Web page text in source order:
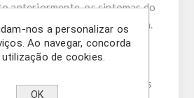
anteriormente, os sintomas do
são óbvios na fase vegetativa.
é a chave para reduzir a
do patogénio no cultivo.
por meio de testes nas
nos a personalizar os
Ao navegar, concorda
de cookies.
OK